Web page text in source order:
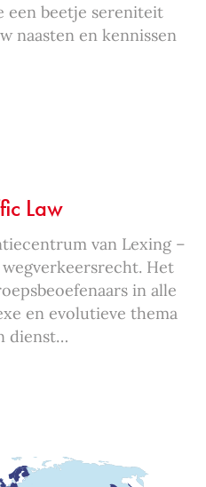
een beetje sereniteit
naasten en kennissen
Law
van Lexing –
Het
in alle
en evolutieve thema
dienst…